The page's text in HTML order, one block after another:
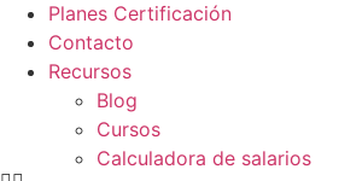
Planes Certificación
Contacto
Recursos
Blog
Cursos
Calculadora de salarios